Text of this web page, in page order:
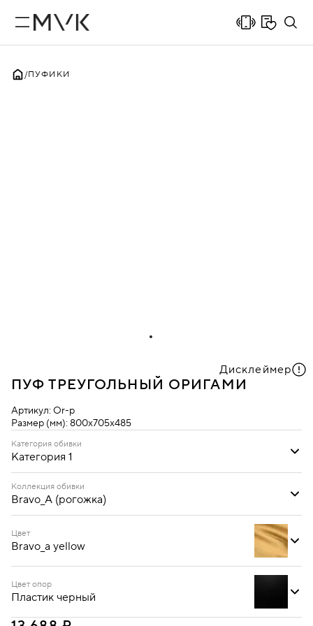
ПУФИКИ
Дисклеймер
ПУФ ТРЕУГОЛЬНЫЙ ОРИГАМИ
Артикул: Or-p
Размер (мм): 800х705х485
Категория обивки
Категория 1
Коллекция обивки
Bravo_A (рогожка)
Цвет
Bravo_a yellow
Bravo_a blue Bravo_a cream Bravo_a dark brown
Цвет опор
Пластик черный